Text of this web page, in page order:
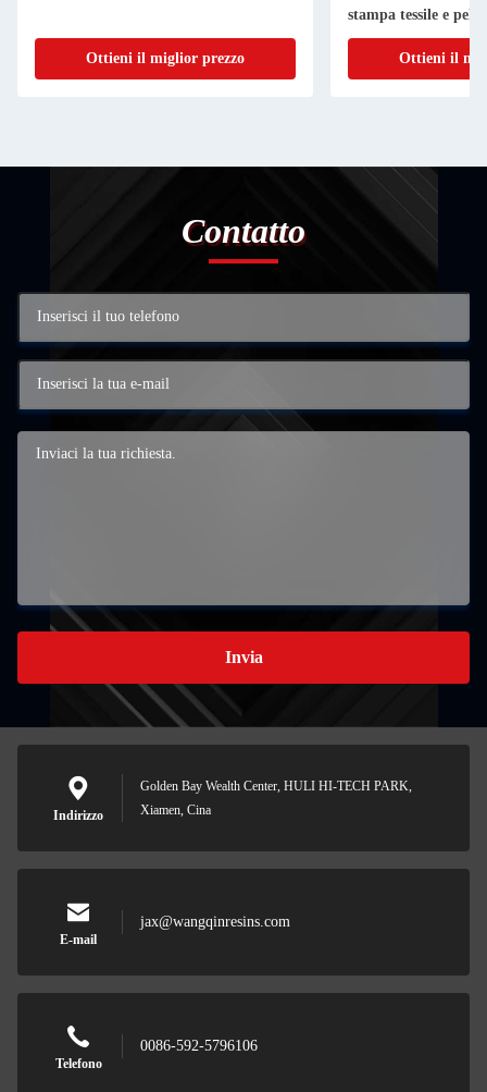
Ottieni il miglior prezzo
stampa tessile e pelle
Ottieni il
Contatto
Invia
Indirizzo
Golden Bay Wealth Center, HULI HI-TECH PARK,
Xiamen, Cina
E-mail
jax@wangqinresins.com
Telefono
0086-592-5796106